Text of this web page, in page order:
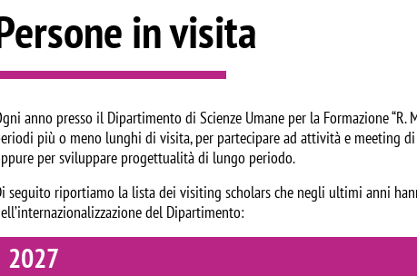
in visita
anno presso il Dipartimento di Scienze Umane per la Formazione
più o meno lunghi di visita, per partecipare ad attività e meeting
per sviluppare progettualità di lungo periodo.
seguito riportiamo la lista dei visiting scholars che negli ultimi anni
del Dipartimento:
2027